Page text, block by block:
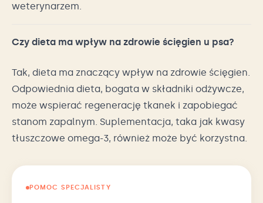
weterynarzem.
Czy dieta ma wpływ na zdrowie ścięgien u psa?
Tak, dieta ma znaczący wpływ na zdrowie ścięgien.
Odpowiednia dieta, bogata w składniki odżywcze,
może wspierać regenerację tkanek i zapobiegać
stanom zapalnym. Suplementacja, taka jak kwasy
tłuszczowe omega-3, również może być korzystna.
POMOC SPECJALISTY